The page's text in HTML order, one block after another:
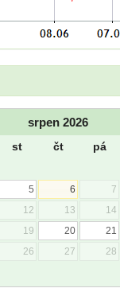
srpen 2026
st čt pá
5 6 7
12 13 14
19 20 21
26 27 28